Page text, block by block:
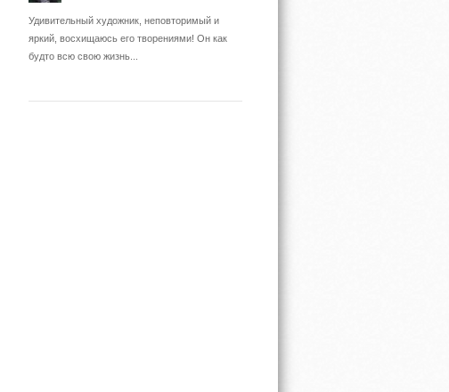
Удивительный художник, неповторимый и
яркий, восхищаюсь его творениями! Он как
будто всю свою жизнь...